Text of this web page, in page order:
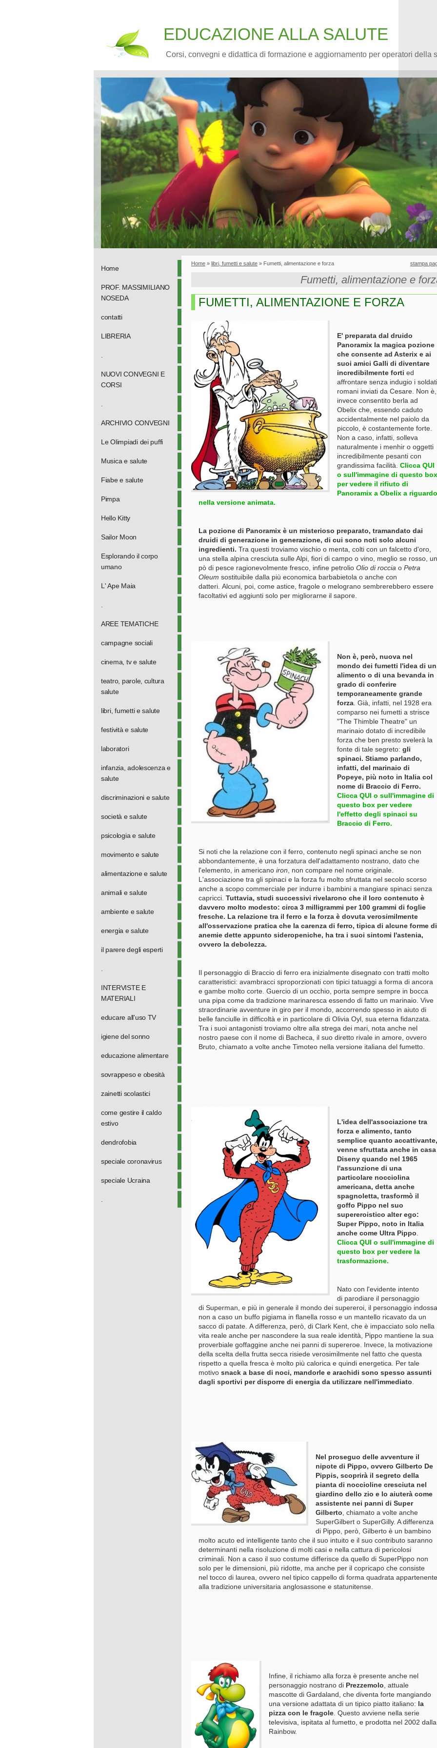
EDUCAZIONE ALLA SALUTE
Corsi, convegni e didattica di formazione e aggiornamento per operatori della
Home
PROF. MASSIMILIANO
NOSEDA
contatti
LIBRERIA
NUOVI CONVEGNI E
CORSI
ARCHIVIO CONVEGNI
Le Olimpiadi dei puffi
Musica e salute
Fiabe e salute
Pimpa
Hello Kitty
Sailor Moon
Esplorando il corpo
umano
L' Ape Maia
AREE TEMATICHE
campagne sociali
cinema, tv e salute
teatro, parole, cultura
salute
libri, fumetti e salute
festività e salute
laboratori
infanzia, adolescenza e
salute
discriminazioni e salute
società e salute
psicologia e salute
movimento e salute
alimentazione e salute
animali e salute
ambiente e salute
energia e salute
il parere degli esperti
INTERVISTE E
MATERIALI
educare all'uso TV
igiene del sonno
educazione alimentare
sovrappeso e obesità
zainetti scolastici
come gestire il caldo
estivo
dendrofobia
speciale coronavirus
speciale Ucraina
Home » libri, fumetti e salute » Fumetti, alimentazione e forza
Fumetti, alimentazione e
stampa
FUMETTI, ALIMENTAZIONE E FORZA
E' preparata dal druido
Panoramix la magica pozione
che consente ad Asterix e ai
suoi amici Galli di diventare
incredibilmente forti ed
affrontare senza indugio i soldati
romani inviati da Cesare. Non è,
invece consentito berla ad
Obelix che, essendo caduto
accidentalmente nel paiolo da
piccolo, è costantemente forte.
Non a caso, infatti, solleva
naturalmente i menhir o oggetti
incredibilmente pesanti con
grandissima facilità. Clicca QUI
o sull'immagine di questo box
per vedere il rifiuto di
Panoramix a Obelix a riguardo
nella versione animata.
La pozione di Panoramix è un misterioso preparato, tramandato dai
druidi di generazione in generazione, di cui sono noti solo alcuni
ingredienti. Tra questi troviamo vischio o menta, colti con un falcetto d'oro,
una stella alpina cresciuta sulle Alpi, fiori di campo o vino, meglio se rosso, un
pò di pesce ragionevolmente fresco, infine petrolio Olio di roccia o Petra
Oleum sostituibile dalla più economica barbabietola o anche con
datteri. Alcuni, poi, come astice, fragole o melograno sembrerebbero essere
facoltativi ed aggiunti solo per migliorarne il sapore.
Non è, però, nuova nel
mondo dei fumetti l'idea di un
alimento o di una bevanda in
grado di conferire
temporaneamente grande
forza . Già, infatti, nel 1928 era
comparso nei fumetti a strisce
"The Thimble Theatre" un
marinaio dotato di incredibile
forza che ben presto svelerà la
fonte di tale segreto: gli
spinaci. Stiamo parlando,
infatti, del marinaio di
Popeye, più noto in Italia col
nome di Braccio di Ferro.
Clicca QUI o sull'immagine di
questo box per vedere
l'effetto degli spinaci su
Braccio di Ferro.
Si noti che la relazione con il ferro, contenuto negli spinaci anche se non
abbondantemente, è una forzatura dell'adattamento nostrano, dato che
l'elemento, in americano iron , non compare nel nome originale.
L'associazione tra gli spinaci e la forza fu molto sfruttata nel secolo scorso
anche a scopo commerciale per indurre i bambini a mangiare spinaci senza
capricci. Tuttavia, studi successivi rivelarono che il loro contenuto è
davvero molto modesto: circa 3 milligrammi per 100 grammi di foglie
fresche. La relazione tra il ferro e la forza è dovuta verosimilmente
all'osservazione pratica che la carenza di ferro, tipica di alcune forme di
anemie dette appunto sideropeniche, ha tra i suoi sintomi l'astenia,
ovvero la debolezza.
Il personaggio di Braccio di ferro era inizialmente disegnato con tratti molto
caratteristici: avambracci sproporzionati con tipici tatuaggi a forma di ancora
e gambe molto corte. Guercio di un occhio, porta sempre sempre in bocca
una pipa come da tradizione marinaresca essendo di fatto un marinaio . Vive
straordinarie avventure in giro per il mondo, accorrendo spesso in aiuto di
belle fanciulle in difficoltà e in particolare di Olivia Oyl, sua eterna fidanzata.
Tra i suoi antagonisti troviamo oltre alla strega dei mari, nota anche nel
nostro paese con il nome di Bacheca, il suo diretto rivale in amore, ovvero
Bruto, chiamato a volte anche Timoteo nella versione italiana del fumetto.
L'idea dell'associazione tra
forza e alimento, tanto
semplice quanto accattivante,
venne sfruttata anche in casa
Diseny quando nel 1965
l'assunzione di una
particolare nocciolina
americana, detta anche
spagnoletta, trasformò il
goffo Pippo nel suo
supereroistico alter ego:
Super Pippo, noto in Italia
anche come Ultra Pippo
Clicca QUI o sull'immagine di
questo box per vedere la
trasformazione.
Nato con l'evidente intento
di parodiare il personaggio
di Superman, e più in generale il mondo dei supereroi, il personaggio indossa
non a caso un buffo pigiama in flanella rosso e un mantello ricavato da un
sacco di patate. A differenza, però, di Clark Kent, che è impacciato solo nella
vita reale anche per nascondere la sua reale identità, Pippo mantiene la sua
proverbiale goffaggine anche nei panni di supereroe . Invece, la motivazione
della scelta della frutta secca risiede verosimilmente nel fatto che questa
rispetto a quella fresca è molto più calorica e quindi energetica.
Per tale
motivo snack a base di noci, mandorle e arachidi sono spesso assunti
dagli sportivi per disporre di energia da utilizzare nell'immediato
Nel proseguo delle avventure il
nipote di Pippo, ovvero Gilberto De
Pippis, scoprirà il segreto della
pianta di noccioline cresciuta nel
giardino dello zio e lo aiuterà come
assistente nei panni di Super
Gilberto , chiamato a volte anche
SuperGilbert o SuperGilly. A differenza
di Pippo, però, Gilberto è un bambino
molto acuto ed intelligente tanto che il suo intuito e il suo contributo saranno
determinanti nella risoluzione di molti casi e nella cattura di pericolosi
criminali. Non a caso il suo costume differisce da quello di SuperPippo non
solo per le dimensioni, più ridotte, ma anche per il copricapo che consiste
nel tocco di laurea, ovvero nel tipico cappello di forma quadrata appartenente
alla tradizione universitaria anglosassone e statunitense.
Infine, il richiamo alla forza è presente anche nel
personaggio nostrano di Prezzemolo , attuale
mascotte di Gardaland, che diventa forte mangiando
una versione adattata di un tipico piatto italiano: la
pizza con le fragole . Questo avviene nella serie
televisiva, ispitata al fumetto, e prodotta nel 2002 dalla
Rainbow.